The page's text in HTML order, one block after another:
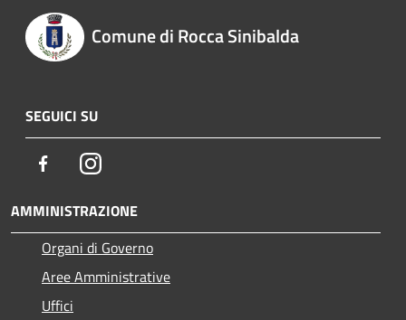
Comune di Rocca Sinibalda
SEGUICI SU
FacebookInstagram
AMMINISTRAZIONE
Organi di Governo
Aree Amministrative
Uffici